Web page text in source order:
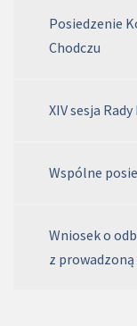
Posiedzenie
Chodczu
XIV sesja
Wspólne
Wniosek o
z